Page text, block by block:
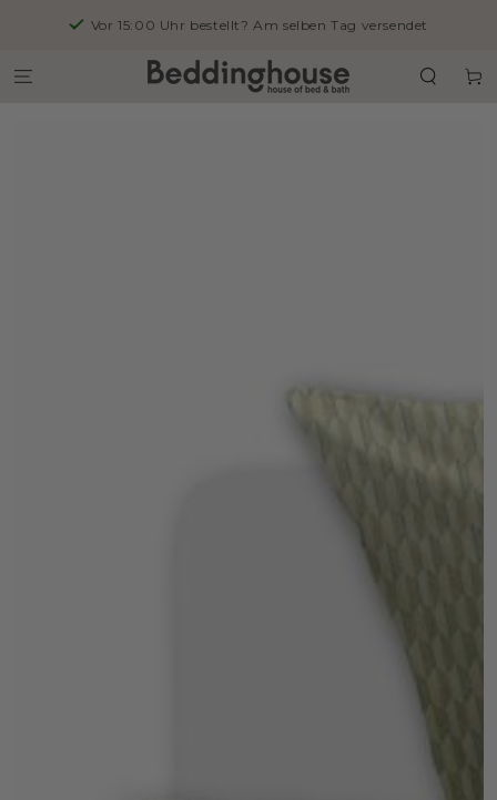
SPRINGENVor 15:00 Uhr bestellt? Am selben Tag versendet